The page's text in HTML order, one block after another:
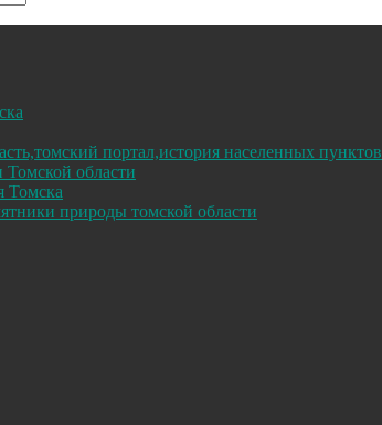
портал,история населенных пунктов
области
Томска
природы томской области